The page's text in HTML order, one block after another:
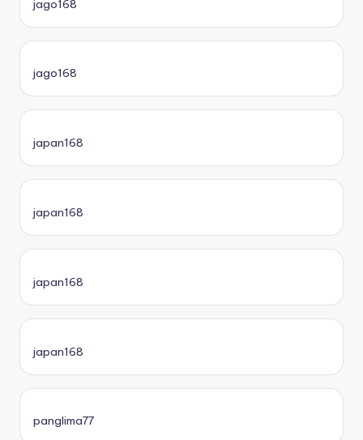
jago168
jago168
japan168
japan168
japan168
japan168
panglima77